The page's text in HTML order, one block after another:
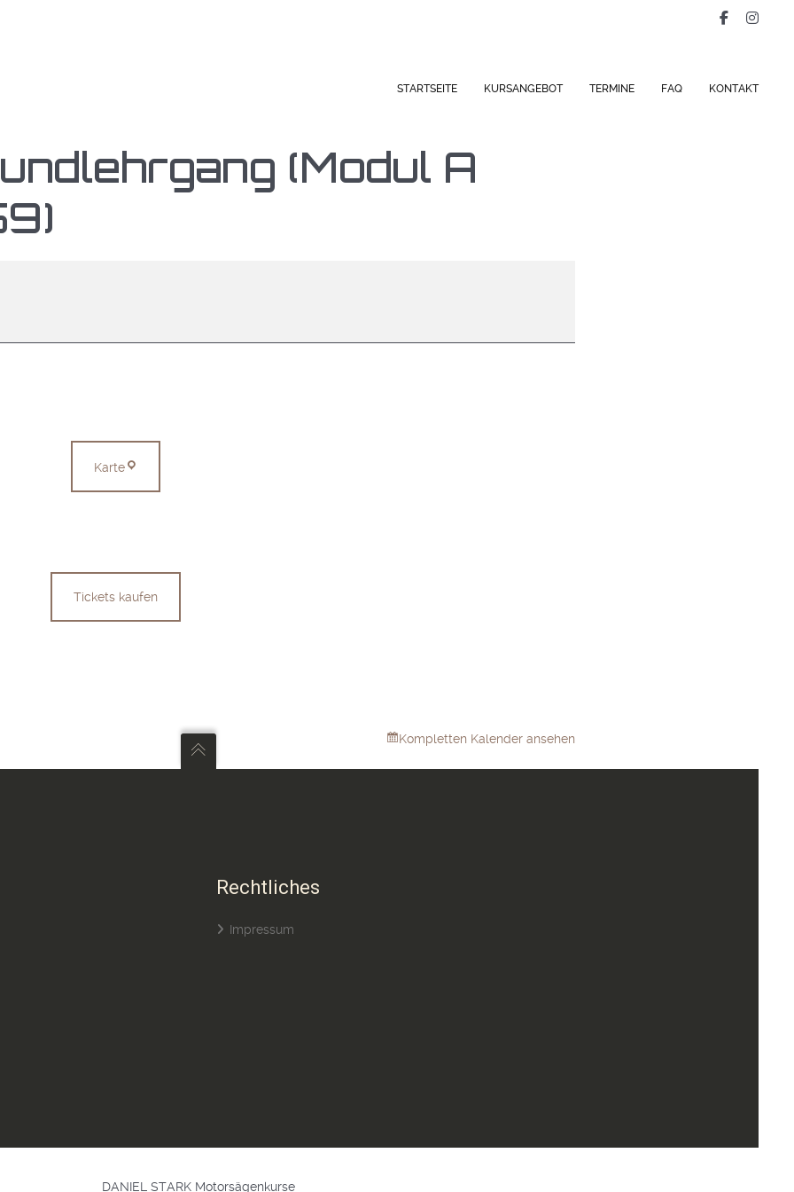
STARTSEITE KURSANGEBOT TERMINE FAQ KONTAKT
(Modul A
KarteMünsingen
Tickets kaufen
Kompletten Kalender ansehen
Rechtliches
Impressum
DANIEL STARK Motorsägenkurse